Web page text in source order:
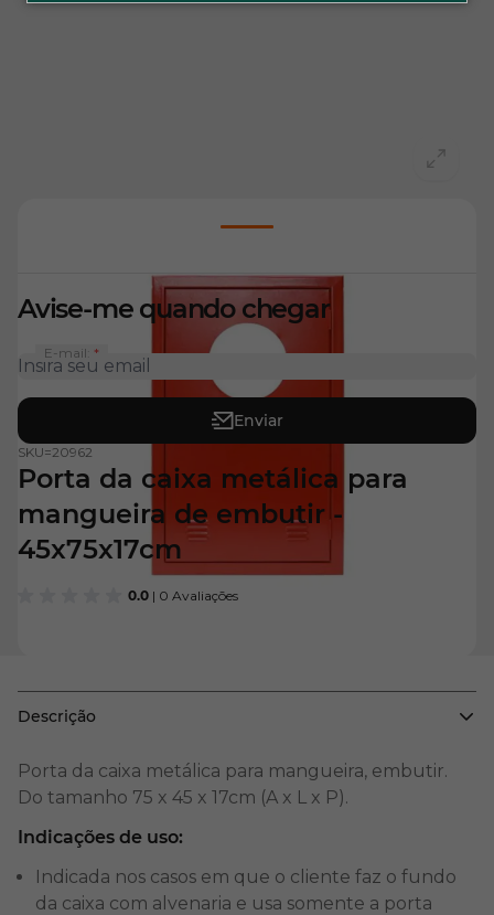
0.0 | 0 Avaliações
SKU=20962
Porta da caixa metálica para
mangueira de embutir -
45x75x17cm
Avise-me quando chegar
E-mail:
Enviar
Descrição
Porta da caixa metálica para mangueira, embutir.
Do tamanho 75 x 45 x 17cm (A x L x P).
Indicações de uso:
Indicada nos casos em que o cliente faz o fundo
da caixa com alvenaria e usa somente a porta